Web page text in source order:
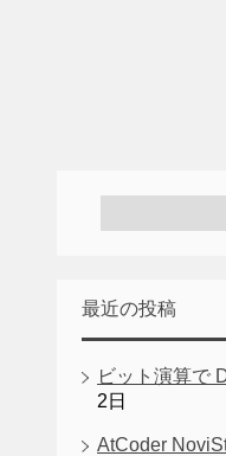
最近の投稿
ビット演算で
2日
AtCoder